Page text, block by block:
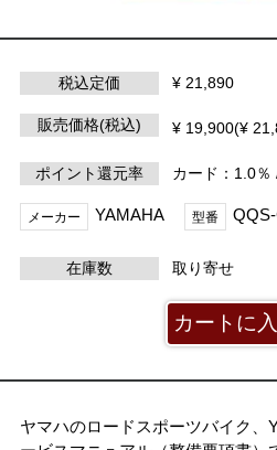
税込定価 ¥ 21,890
販売価格(税込) ¥ 19,900(¥
ポイント還元率 カード：1.0％
メーカー YAMAHA 型番
在庫数 取り寄せ
ヤマハのロードスポーツバイク、